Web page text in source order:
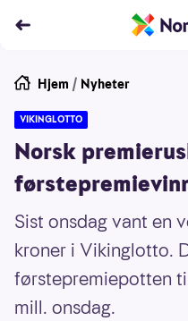
Hjem / Nyheter
VIKINGLOTTO
Norsk
Sist onsdag vant en
kroner i Vikinglotto.
førstepremiepotten
mill. onsdag.